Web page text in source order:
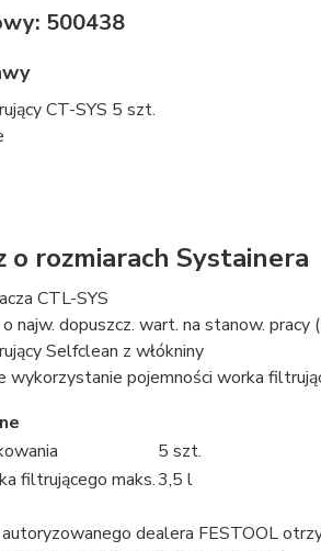
500438
CT-SYS 5 szt.
o rozmiarach Systainera
CTL-SYS
najw. dopuszcz. wart. na stanow. pracy
Selfclean z włókniny
wykorzystanie pojemności worka
5 szt.
filtrującego maks.3,5 l
dealera FESTOOL